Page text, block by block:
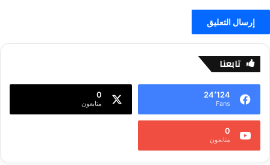
تابعنا
24٬124
Fans
0
متابعون
0
متابعون